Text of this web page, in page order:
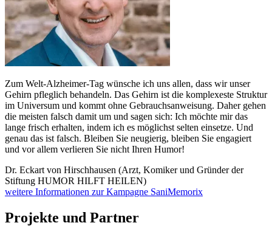
Zum Welt-Alzheimer-Tag wünsche ich uns allen, dass wir unser
Gehirn pfleglich behandeln. Das Gehirn ist die komplexeste Struktur
im Universum und kommt ohne Gebrauchsanweisung. Daher gehen
die meisten falsch damit um und sagen sich: Ich möchte mir das
lange frisch erhalten, indem ich es möglichst selten einsetze. Und
genau das ist falsch. Bleiben Sie neugierig, bleiben Sie engagiert
und vor allem verlieren Sie nicht Ihren Humor!
Dr. Eckart von Hirschhausen (Arzt, Komiker und Gründer der
Stiftung HUMOR HILFT HEILEN)
weitere Informationen zur Kampagne SaniMemorix
Projekte und Partner